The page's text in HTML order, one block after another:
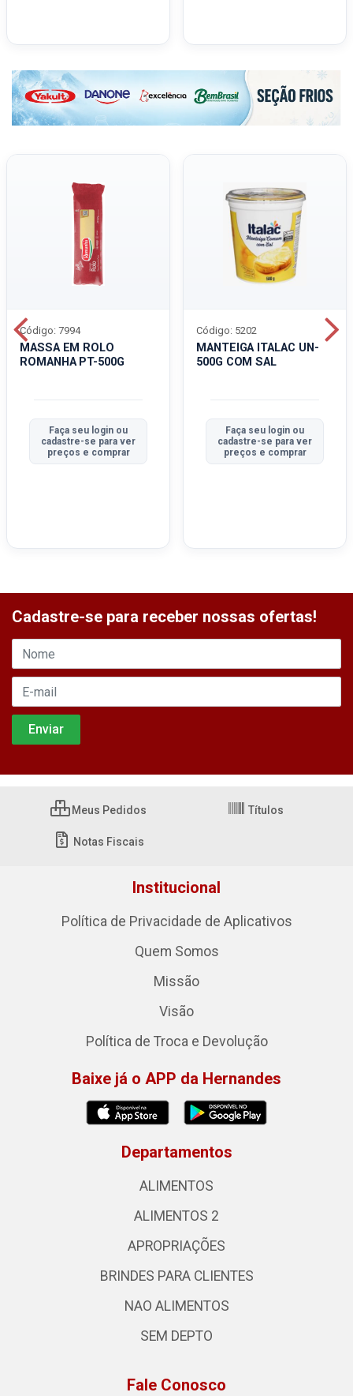
MASSA EM ROLO
ROMANHA PT-500G
Código: 7994
Faça seu login ou
cadastre-se para ver
preços e comprar
MANTEIGA ITALAC UN-
500G COM SAL
Código: 5202
Faça seu login ou
cadastre-se para ver
preços e comprar
Cadastre-se para receber nossas ofertas!
Meus Pedidos Títulos
Notas Fiscais
Institucional
Política de Privacidade de Aplicativos
Quem Somos
Missão
Visão
Política de Troca e Devolução
Baixe já o APP da Hernandes
Departamentos
ALIMENTOS
ALIMENTOS 2
APROPRIAÇÕES
BRINDES PARA CLIENTES
NAO ALIMENTOS
SEM DEPTO
Fale Conosco